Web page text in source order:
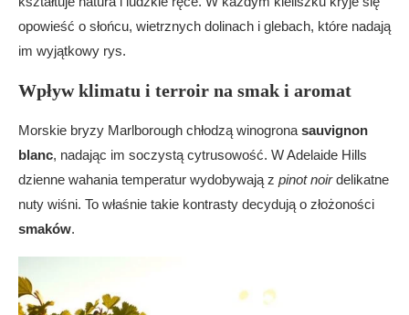
opowieść o słońcu, wietrznych dolinach i glebach, które nadają
im wyjątkowy rys.
Wpływ klimatu i terroir na smak i aromat
Morskie bryzy Marlborough chłodzą winogrona sauvignon
blanc, nadając im soczystą cytrusowość. W Adelaide Hills
dzienne wahania temperatur wydobywają z pinot noirdelikatne
nuty wiśni. To właśnie takie kontrasty decydują o złożoności
smaków.